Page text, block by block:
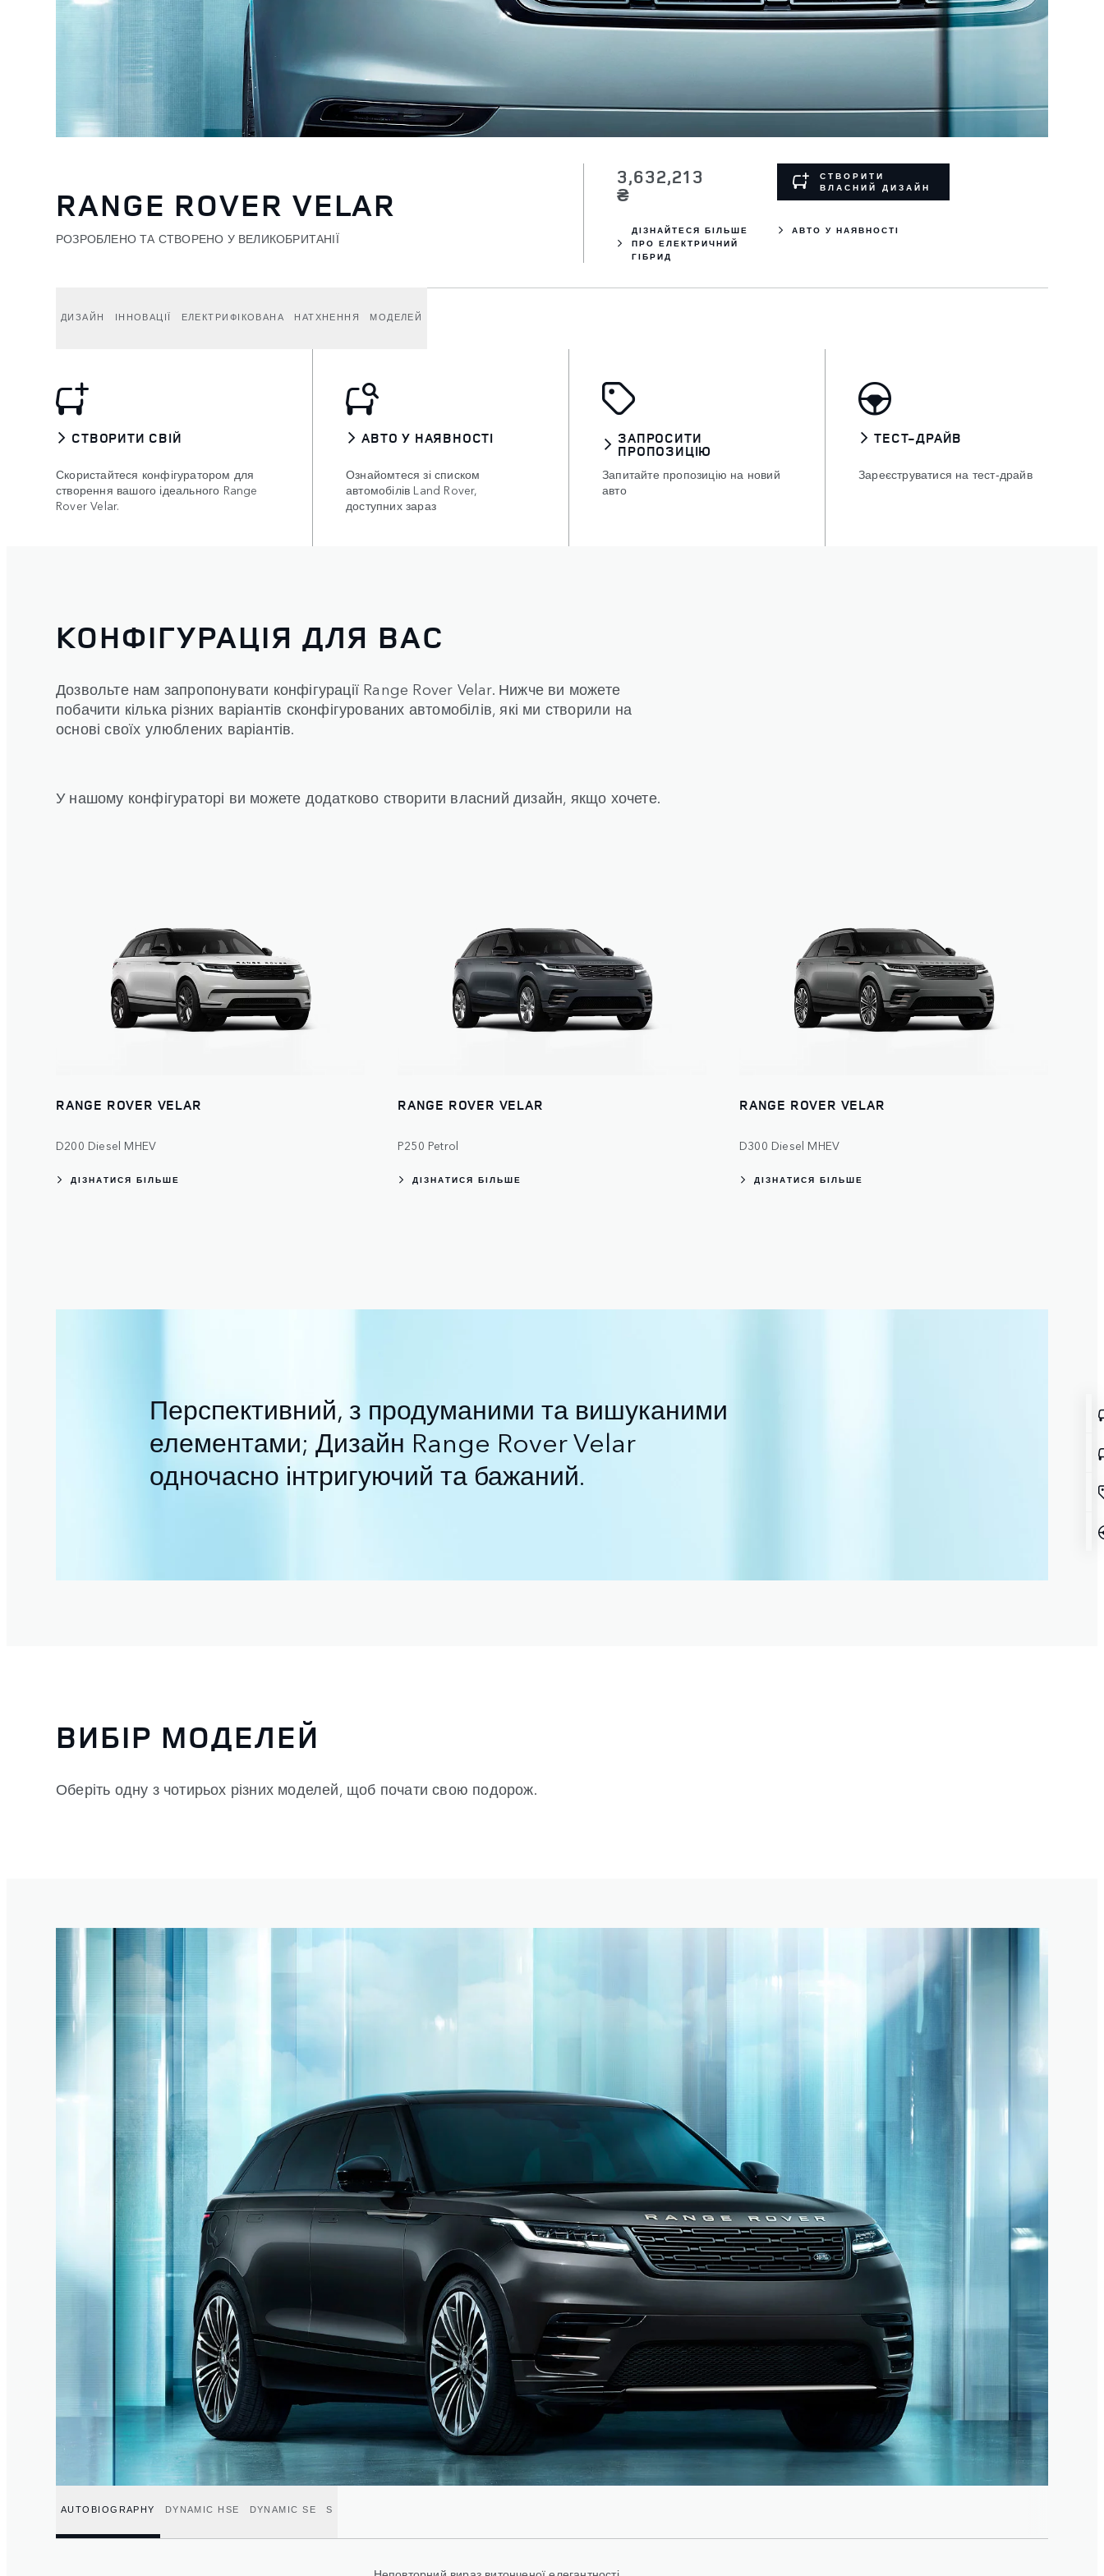
RANGE ROVER VELAR
РОЗРОБЛЕНО ТА СТВОРЕНО У ВЕЛИКОБРИТАНІЇ
3,632,213
₴
СТВОРИТИ
ВЛАСНИЙ ДИЗАЙН
ДІЗНАЙТЕСЯ БІЛЬШЕ
ПРО ЕЛЕКТРИЧНИЙ
ГІБРИД
АВТО У НАЯВНОСТІ
ДИЗАЙН ІННОВАЦІЇ ЕЛЕКТРИФІКОВАНА НАТХНЕННЯ МОДЕЛЕЙ
СТВОРИТИ СВІЙ
Скористайтеся конфігуратором для
створення вашого ідеального Range
Rover Velar.
АВТО У НАЯВНОСТІ
Ознайомтеся зі списком
автомобілів Land Rover,
доступних зараз
ЗАПРОСИТИ
ПРОПОЗИЦІЮ
Запитайте пропозицію на новий
авто
ТЕСТ-ДРАЙВ
Зареєструватися на тест‑драйв
КОНФІГУРАЦІЯ ДЛЯ ВАС
Дозвольте нам запропонувати конфігурації Range Rover Velar. Нижче ви можете
побачити кілька різних варіантів сконфігурованих автомобілів, які ми створили на
основі своїх улюблених варіантів.
У нашому конфігураторі ви можете додатково створити власний дизайн, якщо хочете.
RANGE ROVER VELAR
D200 Diesel MHEV
ДІЗНАТИСЯ БІЛЬШЕ
RANGE ROVER VELAR
P250 Petrol
ДІЗНАТИСЯ БІЛЬШЕ
RANGE ROVER VELAR
D300 Diesel MHEV
ДІЗНАТИСЯ БІЛЬШЕ
Перспективний, з продуманими та вишуканими
елементами; Дизайн Range Rover Velar
одночасно інтригуючий та бажаний.
ВИБІР МОДЕЛЕЙ
Оберіть одну з чотирьох різних моделей, щоб почати свою подорож.
AUTOBIOGRAPHY DYNAMIC HSE DYNAMIC SE S